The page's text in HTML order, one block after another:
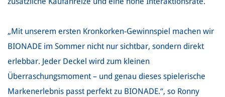
„Mit unserem ersten Kronkorken-Gewinnspiel machen wir
BIONADE im Sommer nicht nur sichtbar, sondern direkt
erlebbar. Jeder Deckel wird zum kleinen
Überraschungsmoment – und genau dieses spielerische
Markenerlebnis passt perfekt zu BIONADE.“, so Ronny